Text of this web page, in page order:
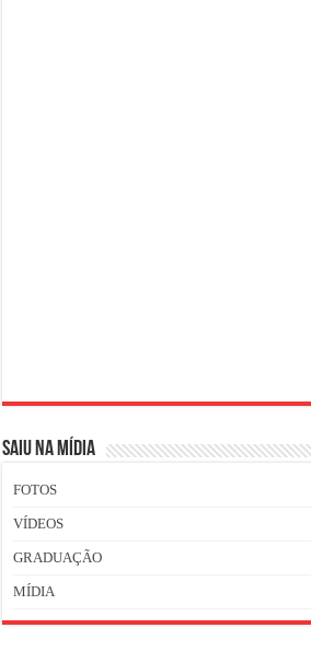
SAIU NA MÍDIA
FOTOS
VÍDEOS
GRADUAÇÃO
MÍDIA